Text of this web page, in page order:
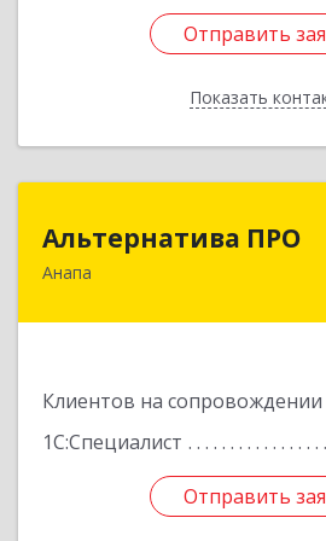
Отправить
Показать
Отправить
Назад
Альтернатива ПРО
Анапа
Клиентов на сопровождении
1С:Специалист
Отправить
353450, Краснодарский
Отправить